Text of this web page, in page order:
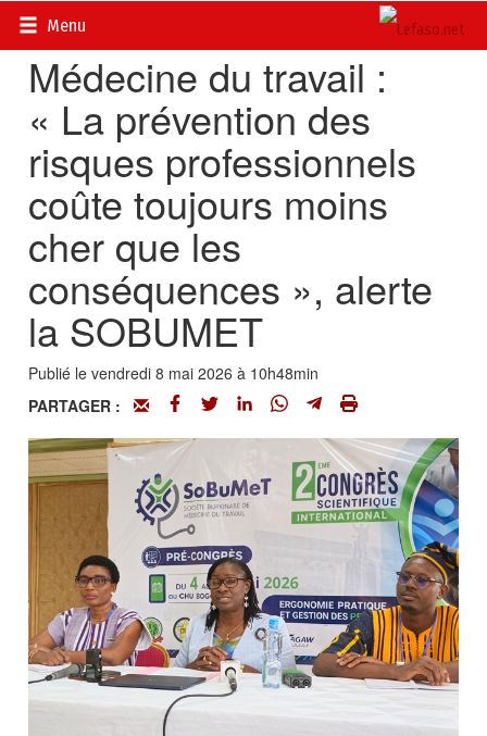
Menu
Accueil>
Médecine du travail :
« La prévention des
risques professionnels
coûte toujours moins
cher que les
conséquences », alerte
la SOBUMET
Publié le vendredi 8 mai 2026 à 10h48min
PARTAGER :